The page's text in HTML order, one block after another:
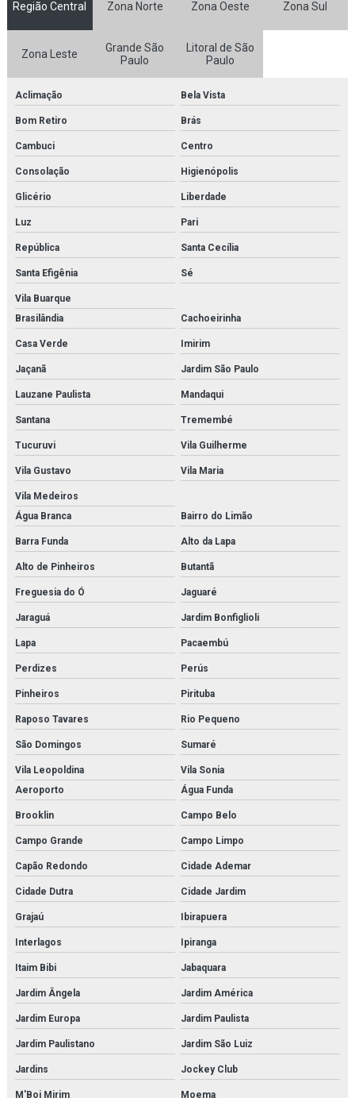
Fornecedor de kit molecular para faculdades
Fornecedor de kit molecular para laboratórios
Fornecedor de microscópio
Fornecedor de microscópio médico para faculdades
Fornecedor de microscópio médico para laboratórios
Fornecedor de microscópio para estudo
Fornecedor de microscópio para faculdades
Fornecedor de microscópio para laboratórios
Fornecedor de modelo anatômico
Fornecedor de modelo anatômico médico
Fornecedor de modelo anatômico médico para faculdades
Fornecedor de modelo anatômico médico para hospitais
Fornecedor de modelo anatômico médico para laboratórios
Fornecedor de modelo anatômico para estudo
Fornecedor de modelo anatômico para faculdades
Fornecedor de modelo anatômico para hospitais
Fornecedor de modelo anatômico para laboratórios
Fornecedor de simulador médico
Fornecedor de simulador médico para estudo
Fornecedor de simulador médico para faculdades
Fornecedor de simulador médico para hospitais
Fornecedor de simulador médico para laboratórios
Kit modelo molecular
Kit molecular médico em são paulo
Kit molecular médico em sp
Kit molecular médico para estudo
Kit molecular química
Kit molecular química orgânica
Kit molecular química orgânica e inorgânica
Manequim simulador de rcp
Microscopia monocular
Microscópio biológico binocular
Microscópio biológico binocular 1600x luz de led
Região Central Zona Norte Zona Oeste Zona Sul
Zona Leste
Grande São
Paulo
Litoral de São
Paulo
Aclimação Bela Vista
Bom Retiro Brás
Cambuci Centro
Consolação Higienópolis
Glicério Liberdade
Luz Pari
República Santa Cecília
Santa Efigênia Sé
Vila Buarque
Brasilândia
Cachoeirinha
Casa Verde Imirim
Jaçanã Jardim São Paulo
Lauzane Paulista Mandaqui
Santana Tremembé
Tucuruvi Vila Guilherme
Vila Gustavo Vila Maria
Vila Medeiros
Água Branca
Bairro do Limão
Barra Funda Alto da Lapa
Alto de Pinheiros Butantã
Freguesia do Ó Jaguaré
Jaraguá Jardim Bonfiglioli
Lapa Pacaembú
Perdizes Perús
Pinheiros Pirituba
Raposo Tavares Rio Pequeno
São Domingos Sumaré
Vila Leopoldina
Vila Sonia
Aeroporto
Água Funda
Brooklin Campo Belo
Campo Grande Campo Limpo
Capão Redondo Cidade Ademar
Cidade Dutra Cidade Jardim
Grajaú Ibirapuera
Interlagos Ipiranga
Itaim Bibi Jabaquara
Jardim Ângela Jardim América
Jardim Europa Jardim Paulista
Jardim Paulistano Jardim São Luiz
Jardins Jockey Club
M'Boi Mirim Moema